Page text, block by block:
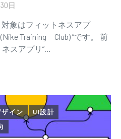
日
対象はフィットネスアプ
Training Club) ”です。 前
スアプリ”…
ザイン
UI設計